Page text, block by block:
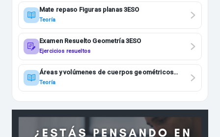
Mate repaso Figuras planas 3ESO
Teoría
Examen Resuelto Geometría 3ESO
Ejercicios resueltos
Áreas y volúmenes de cuerpos geométricos
2ESO
Teoría